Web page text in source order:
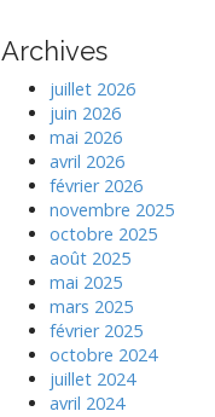
Archives
juillet 2026
juin 2026
mai 2026
avril 2026
février 2026
novembre 2025
octobre 2025
août 2025
mai 2025
mars 2025
février 2025
octobre 2024
juillet 2024
avril 2024